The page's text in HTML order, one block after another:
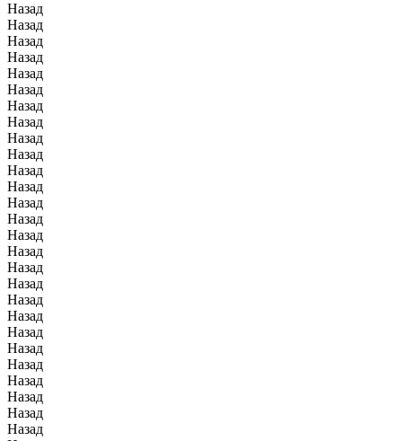
Назад
Назад
Назад
Назад
Назад
Назад
Назад
Назад
Назад
Назад
Назад
Назад
Назад
Назад
Назад
Назад
Назад
Назад
Назад
Назад
Назад
Назад
Назад
Назад
Назад
Назад
Назад